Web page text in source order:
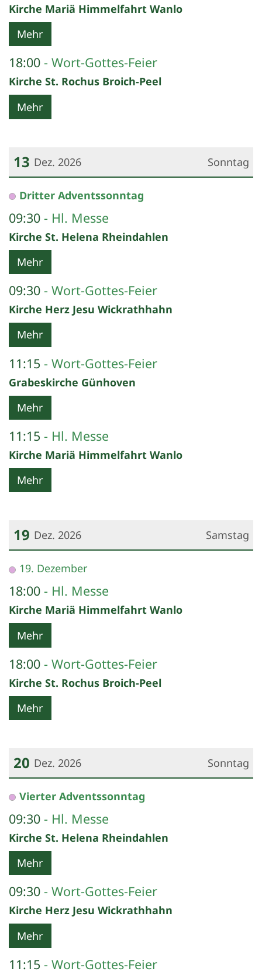
Kirche Mariä Himmelfahrt Wanlo
Mehr
18:00 Wort-Gottes-Feier
Kirche St. Rochus Broich-Peel
Mehr
Sonntag
13 Dez. 2026
Datum: 13. Dezember 2026
Dritter Adventssonntag
09:30 Hl. Messe
Kirche St. Helena Rheindahlen
Mehr
09:30 Wort-Gottes-Feier
Kirche Herz Jesu Wickrathhahn
Mehr
11:15 Wort-Gottes-Feier
Grabeskirche Günhoven
Mehr
11:15 Hl. Messe
Kirche Mariä Himmelfahrt Wanlo
Mehr
Samstag
19 Dez. 2026
Datum: 19. Dezember 2026
19. Dezember
18:00 Hl. Messe
Kirche Mariä Himmelfahrt Wanlo
Mehr
18:00 Wort-Gottes-Feier
Kirche St. Rochus Broich-Peel
Mehr
Sonntag
20 Dez. 2026
Datum: 20. Dezember 2026
Vierter Adventssonntag
09:30 Hl. Messe
Kirche St. Helena Rheindahlen
Mehr
09:30 Wort-Gottes-Feier
Kirche Herz Jesu Wickrathhahn
Mehr
11:15 Wort-Gottes-Feier